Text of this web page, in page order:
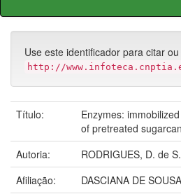
Use este identificador para citar
http://
Título:
Enzymes:
of pretreated
Autoria:
RODRIGUES, D. de S.
Afiliação:
DASCIANA DE